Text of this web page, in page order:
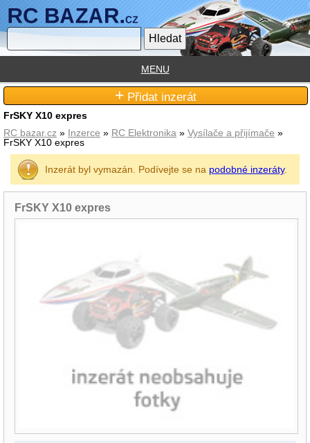
FrSKY X10 expres
Inzerát byl vymazán. Podívejte se na podobné inzeráty.
FrSKY X10 expres
RC bazar.cz » Inzerce » RC Elektronika » Vysílače a přijímače »
FrSKY X10 expres
MENU
+ Přidat inzerát